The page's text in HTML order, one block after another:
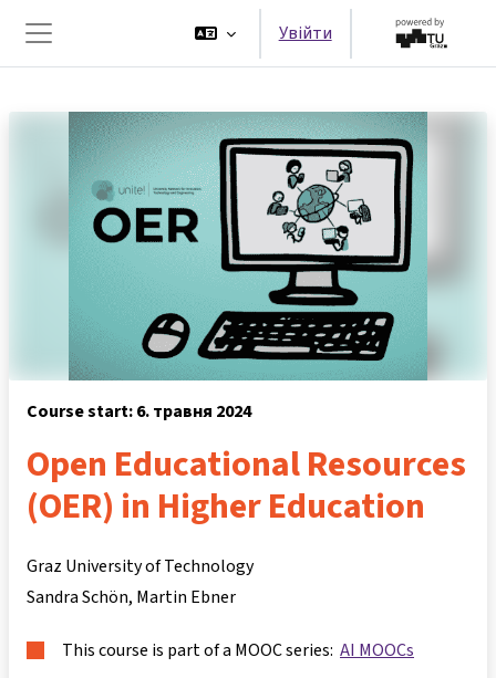
Бокова панель
Увійти
Course start: 6. травня 2024
Open Educational Resources
(OER) in Higher Education
Graz University of Technology
Sandra Schön Martin Ebner
This course is part of a MOOC series: AI MOOCs